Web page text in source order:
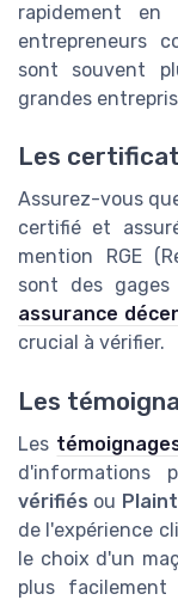
rapidement
entrepreneurs
sont souvent
grandes
Les
Assurez-vous
certifié et
mention RGE
sont des
assurance
crucial à vérifier.
Les
Les
d'informations
vérifiés ou
de l'expérience
le choix d'un
plus